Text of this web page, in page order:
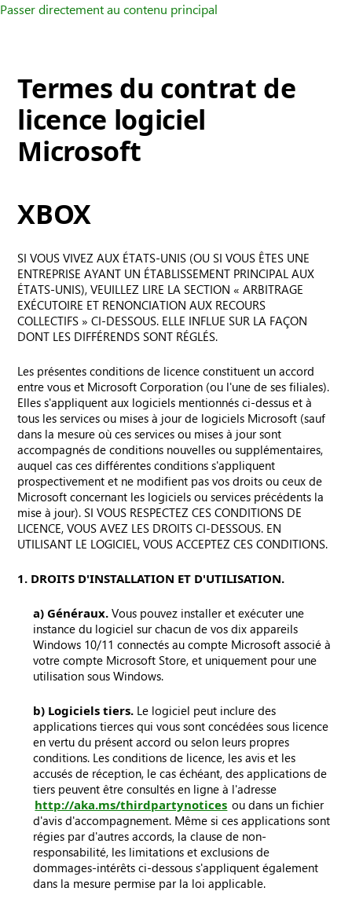
Passer directement au contenu principal
Termes du contrat de
licence logiciel
Microsoft
XBOX
SI VOUS VIVEZ AUX ÉTATS-UNIS (OU SI VOUS ÊTES UNE
ENTREPRISE AYANT UN ÉTABLISSEMENT PRINCIPAL AUX
ÉTATS-UNIS), VEUILLEZ LIRE LA SECTION « ARBITRAGE
EXÉCUTOIRE ET RENONCIATION AUX RECOURS
COLLECTIFS » CI-DESSOUS. ELLE INFLUE SUR LA FAÇON
DONT LES DIFFÉRENDS SONT RÉGLÉS.
Les présentes conditions de licence constituent un accord
entre vous et Microsoft Corporation (ou l'une de ses filiales).
Elles s'appliquent aux logiciels mentionnés ci-dessus et à
tous les services ou mises à jour de logiciels Microsoft (sauf
dans la mesure où ces services ou mises à jour sont
accompagnés de conditions nouvelles ou supplémentaires,
auquel cas ces différentes conditions s'appliquent
prospectivement et ne modifient pas vos droits ou ceux de
Microsoft concernant les logiciels ou services précédents la
mise à jour). SI VOUS RESPECTEZ CES CONDITIONS DE
LICENCE, VOUS AVEZ LES DROITS CI-DESSOUS. EN
UTILISANT LE LOGICIEL, VOUS ACCEPTEZ CES CONDITIONS.
1. DROITS D'INSTALLATION ET D'UTILISATION.
a) Généraux. Vous pouvez installer et exécuter une
instance du logiciel sur chacun de vos dix appareils
Windows 10/11 connectés au compte Microsoft associé à
votre compte Microsoft Store, et uniquement pour une
utilisation sous Windows.
b) Logiciels tiers. Le logiciel peut inclure des
applications tierces qui vous sont concédées sous licence
en vertu du présent accord ou selon leurs propres
conditions. Les conditions de licence, les avis et les
accusés de réception, le cas échéant, des applications de
tiers peuvent être consultés en ligne à l'adresse
http://aka.ms/thirdpartynotices ou dans un fichier
d'avis d'accompagnement. Même si ces applications sont
régies par d'autres accords, la clause de non-
responsabilité, les limitations et exclusions de
dommages-intérêts ci-dessous s'appliquent également
dans la mesure permise par la loi applicable.